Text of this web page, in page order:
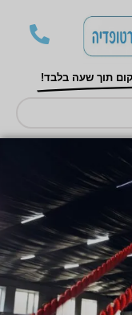
תוך שעה בלבד!